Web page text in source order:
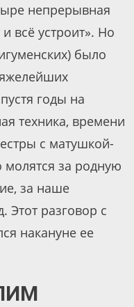
непрерывная
всё устроит». Но
было
годы на
техника, времени
с матушкой-
молятся за родную
за наше
Этот разговор с
накануне ее